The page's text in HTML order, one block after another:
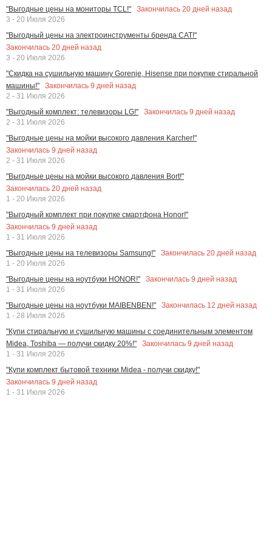
"Выгодные цены на мониторы TCL!" Закончилась 20 дней назад
3 - 20 Июля 2026
"Выгодный цены на электроинструменты бренда CAT!"
Закончилась 20 дней назад
3 - 20 Июля 2026
"Скидка на сушильную машину Gorenje, Hisense при покупке стиральной
машины!"
Закончилась 9 дней назад
2 - 31 Июля 2026
"Выгодный комплект: телевизоры LG!"
Закончилась 9 дней назад
2 - 31 Июля 2026
"Выгодные цены на мойки высокого давления Karcher!"
Закончилась 9 дней назад
2 - 31 Июля 2026
"Выгодные цены на мойки высокого давления Bort!"
Закончилась 20 дней назад
1 - 20 Июля 2026
"Выгодный комплект при покупке смартфона Honor!"
Закончилась 9 дней назад
1 - 31 Июля 2026
"Выгодные цены на телевизоры Samsung!"
Закончилась 20 дней назад
1 - 20 Июля 2026
"Выгодные цены на ноутбуки HONOR!"
Закончилась 9 дней назад
1 - 31 Июля 2026
"Выгодные цены на ноутбуки MAIBENBEN!"
Закончилась 12 дней назад
1 - 28 Июля 2026
"Купи стиральную и сушильную машины с соединительным элементом
Midea, Toshiba — получи скидку 20%!"
Закончилась 9 дней назад
1 - 31 Июля 2026
"Купи комплект бытовой техники Midea - получи скидку!"
Закончилась 9 дней назад
1 - 31 Июля 2026